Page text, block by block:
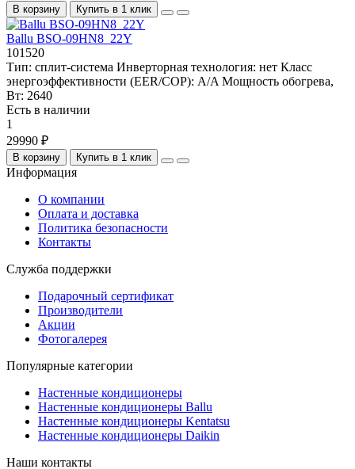
В корзину Купить в 1 клик
Ballu BSO-09HN8_22Y
101520
Тип: сплит-система Инверторная технология: нет Класс
энергоэффективности (EER/COP): A/A Мощность обогрева,
Вт: 2640
Есть в наличии
1
29990 ₽
В корзину Купить в 1 клик
Информация
О компании
Оплата и доставка
Политика безопасности
Контакты
Служба поддержки
Подарочный сертификат
Производители
Акции
Фотогалерея
Популярные категории
Настенные кондиционеры
Настенные кондиционеры Ballu
Настенные кондиционеры Kentatsu
Настенные кондиционеры Daikin
Наши контакты